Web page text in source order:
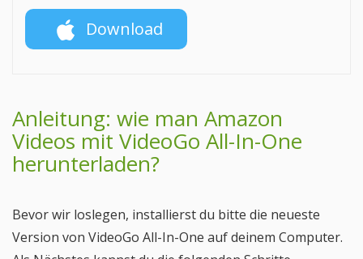
Download
Anleitung: wie man Amazon
Videos mit VideoGo All-In-One
herunterladen?
Bevor wir loslegen, installierst du bitte die neueste
Version von VideoGo All-In-One auf deinem Computer.